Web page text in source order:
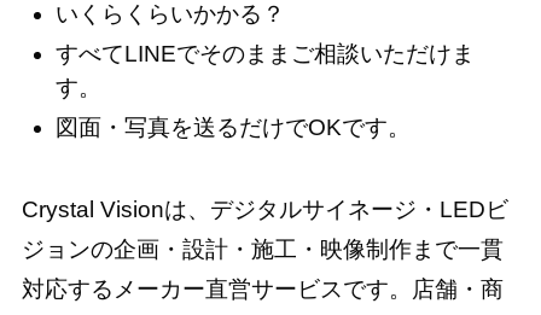
いくらくらいかかる？
すべてLINEでそのままご相談いただけま
す。
図面・写真を送るだけでOKです。
Crystal Visionは、デジタルサイネージ・LEDビ
ジョンの企画・設計・施工・映像制作まで一貫
対応するメーカー直営サービスです。店舗・商